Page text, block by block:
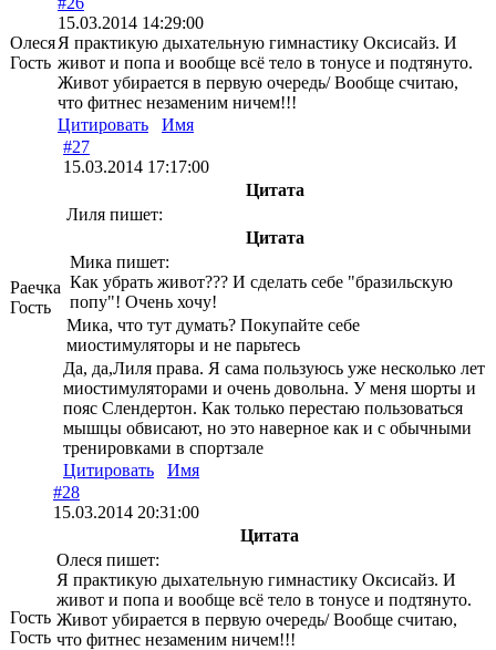
Олеся
Гость
15.03.2014 14:29:00
Я практикую дыхательную гимнастику Оксисайз. И
живот и попа и вообще всё тело в тонусе и подтянуто.
Живот убирается в первую очередь/ Вообще считаю,
что фитнес незаменим ничем!!!
Цитировать
Имя
Раечка
Гость
#27
15.03.2014 17:17:00
Цитата
Лиля пишет:
Цитата
Мика пишет:
Как убрать живот??? И сделать себе "бразильскую
попу"! Очень хочу!
Мика, что тут думать? Покупайте себе
миостимуляторы и не парьтесь
Да, да,Лиля права. Я сама пользуюсь уже несколько лет
миостимуляторами и очень довольна. У меня шорты и
пояс Слендертон. Как только перестаю пользоваться
мышцы обвисают, но это наверное как и с обычными
тренировками в спортзале
Цитировать
Имя
Гость
Гость
#28
15.03.2014 20:31:00
Цитата
Олеся пишет:
Я практикую дыхательную гимнастику Оксисайз. И
живот и попа и вообще всё тело в тонусе и подтянуто.
Живот убирается в первую очередь/ Вообще считаю,
что фитнес незаменим ничем!!!